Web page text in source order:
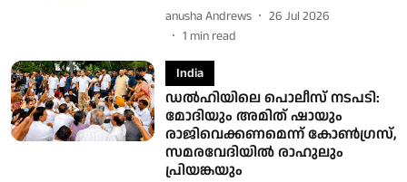
anusha Andrews
26 Jul 2026
1 min read
India
ഡല്‍ഹിയിലെ പൊലീസ് നടപടി:
മോദിയും അമിത് ഷായും
രാജിവെക്കണമെന്ന് കോണ്‍ഗ്രസ്,
സമരവേദിയില്‍ രാഹുലും
പ്രിയങ്കയും